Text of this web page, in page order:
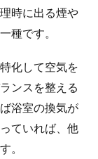
時に出る煙や
種です。
化して空気を
ンスを整える
浴室の換気が
ていれば、他
。